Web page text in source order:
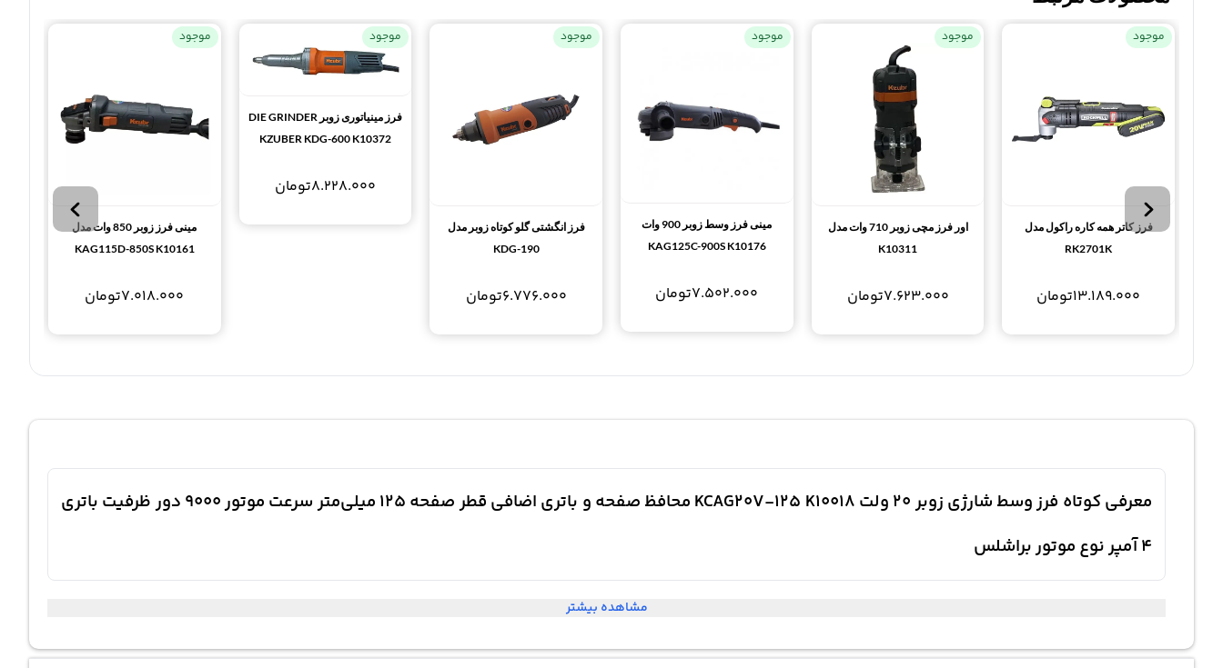
موجود
فرز کاتر همه کاره راکول مدل
RK2701K
13.189.000تومان
موجود
اور فرز مچی زوبر 710 وات مدل
K10311
7.623.000تومان
موجود
مینی فرز وسط زوبر 900 وات
KAG125C-900S K10176
7.502.000تومان
موجود
فرز انگشتی گلو کوتاه زوبر مدل
KDG-190
6.776.000تومان
موجود
فرز مینیاتوری زوبر DIE GRINDER
KZUBER KDG-600 K10372
8.228.000تومان
موجود
مینی فرز زوبر 850 وات مدل
KAG115D-850S K10161
7.018.000تومان
معرفی کوتاه فرز وسط شارژی زوبر 20 ولت KCAG20V-125 K10018 محافظ صفحه و باتری اضافی قطر صفحه 125 میلی‌متر سرعت موتور 9000 دور ظرفیت باتری
4 آمپر نوع موتور براشلس
مشاهده بیشتر